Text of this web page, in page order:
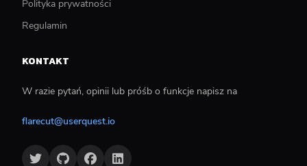
Polityka prywatności
Regulamin
KONTAKT
W razie pytań, opinii lub próśb o funkcje napisz na
flarecut@userquest.io